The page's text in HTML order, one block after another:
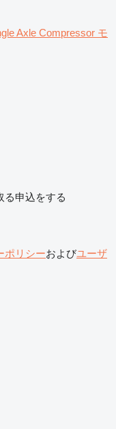
Axle Compressor モ
る申込をする
ポリシーおよびユーザ